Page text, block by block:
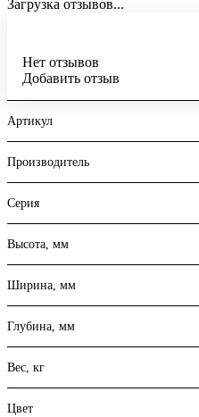
Загрузка отзывов...
Нет отзывов
Добавить отзыв
Артикул
Производитель
Серия
Высота, мм
Ширина, мм
Глубина, мм
Вес, кг
Цвет